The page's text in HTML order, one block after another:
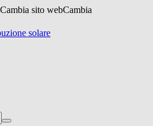
Cambia sito webCambia
solare